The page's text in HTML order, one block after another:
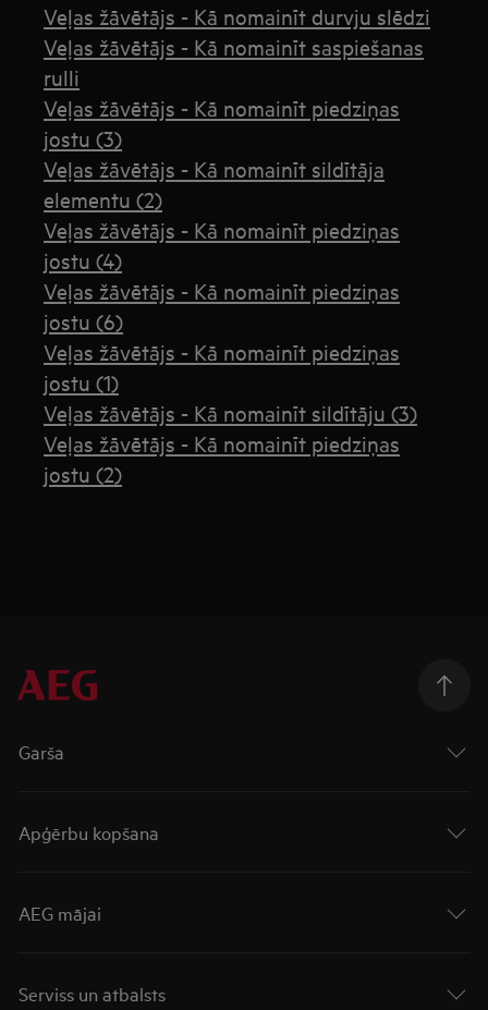
Veļas žāvētājs - Kā nomainīt durvju slēdzi
Veļas žāvētājs - Kā nomainīt saspiešanas
rulli
Veļas žāvētājs - Kā nomainīt piedziņas
jostu (3)
Veļas žāvētājs - Kā nomainīt sildītāja
elementu (2)
Veļas žāvētājs - Kā nomainīt piedziņas
jostu (4)
Veļas žāvētājs - Kā nomainīt piedziņas
jostu (6)
Veļas žāvētājs - Kā nomainīt piedziņas
jostu (1)
Veļas žāvētājs - Kā nomainīt sildītāju (3)
Veļas žāvētājs - Kā nomainīt piedziņas
jostu (2)
Garša
Apģērbu kopšana
AEG mājai
Serviss un atbalsts